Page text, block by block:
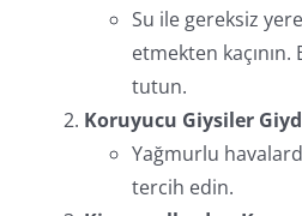
Su ile gereksiz
etmekten
tutun.
Koruyucu Giysiler
Yağmurlu
tercih edin.